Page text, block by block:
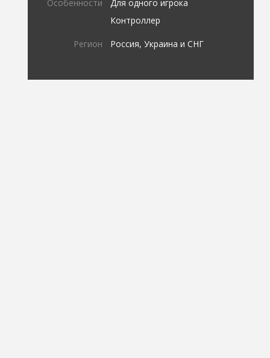
Особенности
Для одного игрока
Контроллер
Регион Россия, Украина и СНГ